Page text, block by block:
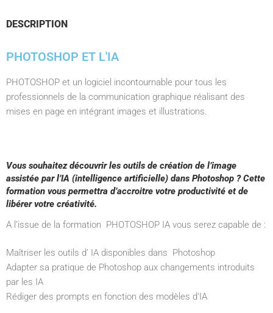
DESCRIPTION
PHOTOSHOP ET L'IA
PHOTOSHOP et un logiciel incontournable pour tous les
professionnels de la communication graphique réalisant des
mises en page en intégrant images et illustrations.
Vous souhaitez découvrir les outils de création de l’image
assistée par l’IA (intelligence artificielle) dans Photoshop ? Cette
formation vous permettra d’accroitre votre productivité et de
libérer votre créativité.
A l’issue de la formation PHOTOSHOP IA vous serez capable de :
Maîtriser les outils d’ IA disponibles dans Photoshop
Adapter sa pratique de Photoshop aux changements introduits
par les IA
Rédiger des prompts en fonction des modèles d’IA